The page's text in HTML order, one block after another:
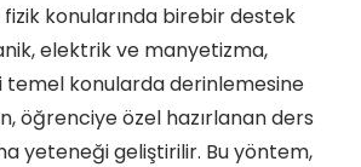
konularında birebir destek
elektrik ve manyetizma,
konularda derinlemesine
öğrenciye özel hazırlanan ders
yeteneği geliştirilir. Bu yöntem,